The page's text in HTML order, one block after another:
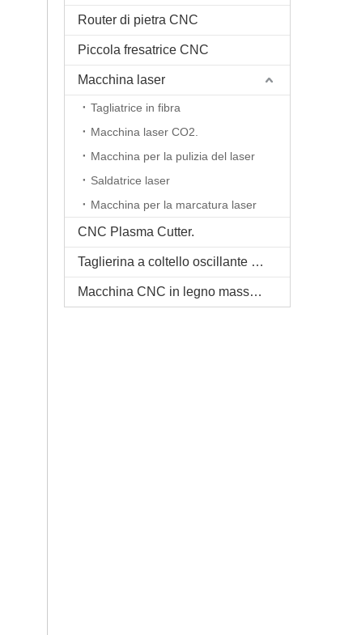
Router di pietra CNC
Piccola fresatrice CNC
Macchina laser
Tagliatrice in fibra
Macchina laser CO2.
Macchina per la pulizia del laser
Saldatrice laser
Macchina per la marcatura laser
CNC Plasma Cutter.
Taglierina a coltello oscillante CNC
Macchina CNC in legno massello